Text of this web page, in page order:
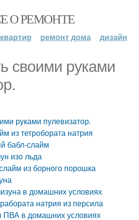
О РЕМОНТЕ
ремонт дома дизайн
своими руками
руками пулевизатор.
из тетробората натрия
бабл-слайм
изо льда
из борного порошка
в домашних условиях
натрия из персила
ПВА в домашних условиях